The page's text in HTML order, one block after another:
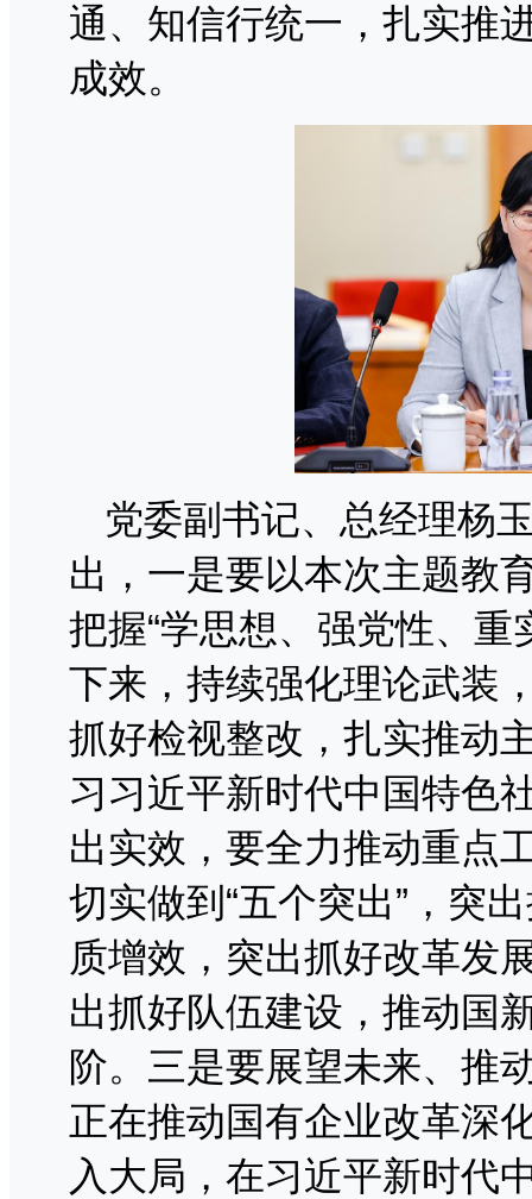
通、知信行统一，扎实推
成效。
党委副书记、总经理杨
出，一是要以本次主题教
把握“学思想、强党性、
下来，持续强化理论武装
抓好检视整改，扎实推动
习习近平新时代中国特色
出实效，要全力推动重点
切实做到“五个突出”，突
质增效，突出抓好改革发
出抓好队伍建设，推动国
阶。三是要展望未来、推
正在推动国有企业改革深
入大局，在习近平新时代